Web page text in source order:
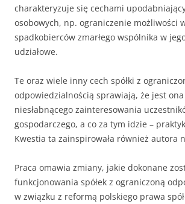
charakteryzuje się cechami
osobowych, np. ograniczenie możliwości
spadkobierców zmarłego wspólnika w
udziałowe.
Te oraz wiele inny cech spółki z
odpowiedzialnością sprawiają, że jest
niesłabnącego zainteresowania
gospodarczego, a co za tym idzie –
Kwestia ta zainspirowała również autora
Praca omawia zmiany, jakie dokonane
funkcjonowania spółek z ograniczoną
w związku z reformą polskiego prawa